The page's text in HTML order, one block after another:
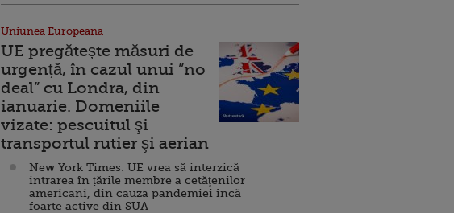
Uniunea Europeana
UE pregătește măsuri de
urgență, în cazul unui ”no
deal” cu Londra, din
ianuarie. Domeniile
vizate: pescuitul şi
transportul rutier şi aerian
New York Times: UE vrea să interzică
intrarea în țările membre a cetăţenilor
americani, din cauza pandemiei încă
foarte active din SUA